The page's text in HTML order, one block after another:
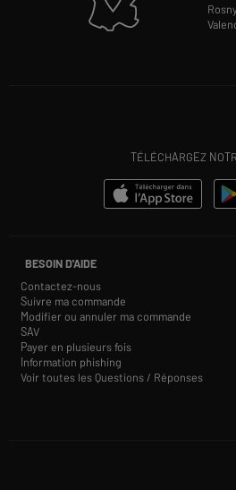
TÉLÉCHARGEZ
BESOIN D'AIDE
Contactez-nous
Suivre ma commande
Modifier ou annuler ma commande
SAV
Payer en plusieurs fois
Information phishing
Voir toutes les Questions / Réponses